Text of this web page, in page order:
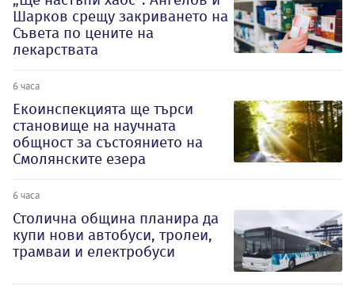
Шарков срещу закриването на
Съвета по цените на
лекарствата
6 часа
Екоинспекцията ще търси
становище на научната
общност за състоянието на
Смолянските езера
6 часа
Столична община планира да
купи нови автобуси, тролеи,
трамваи и електробуси